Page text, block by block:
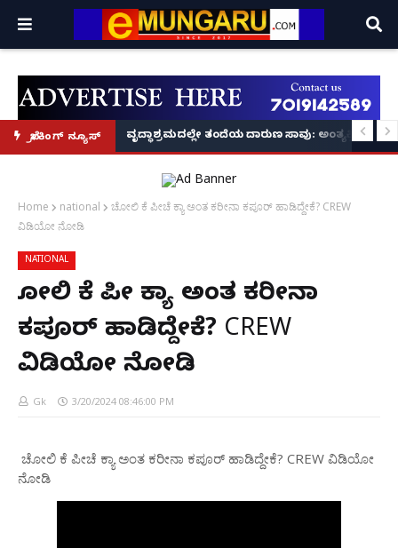
ಬ್ರೇಕಿಂಗ್ ನ್ಯೂಸ್
ನಟಿ ಸುಸ್ಮಿತಾ ಮುಖರ್ಜಿ ಕಣ್ಣೀರಿನ ಹಣೆಬರಹ!
ಕೇರಳದಲ್ಲಿ NIA ಕಾರ್ಯಾಚರಣೆ, ಮತ್ತೊಬ್ಬ ಪ್ರಮುಖ ಆರೋಪಿ ವಶಕ್ಕೆ!
ವೃದ್ಧಾಶ್ರಮದಲ್ಲೇ ತಂದೆಯ ದಾರುಣ ಸಾವು:
Home national
ಚೋಲಿ ಕೆ ಪೀಚೆ ಕ್ಯಾ ಅಂತ ಕರೀನಾ ಕಪೂರ್ ಹಾಡಿದ್ದೇಕೆ? CREW
ವಿಡಿಯೋ‌ ನೋಡಿ
NATIONAL
ಚೋಲಿ ಕೆ ಪೀಚೆ ಕ್ಯಾ ಅಂತ ಕರೀನಾ
ಕಪೂರ್ ಹಾಡಿದ್ದೇಕೆ? CREW
ವಿಡಿಯೋ‌ ನೋಡಿ
Gk 3/20/2024 08:46:00 PM
ಚೋಲಿ ಕೆ ಪೀಚೆ ಕ್ಯಾ ಅಂತ ಕರೀನಾ ಕಪೂರ್ ಹಾಡಿದ್ದೇಕೆ? CREW ವಿಡಿಯೋ‌
ನೋಡಿ